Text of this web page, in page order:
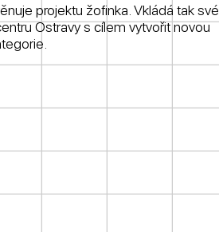
projektu žofinka. Vkládá tak své
Ostravy s cílem vytvořit novou